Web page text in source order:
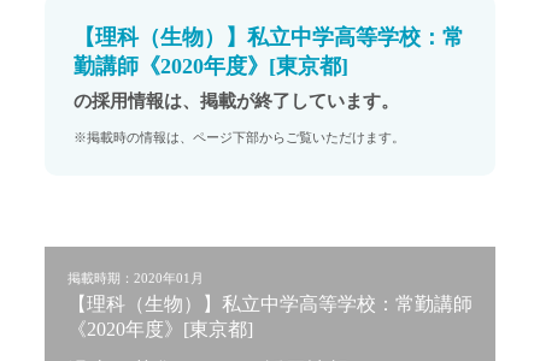
【理科（生物）】私立中学高等学校：常
勤講師《2020年度》[東京都]
の採用情報は、掲載が終了しています。
※掲載時の情報は、ページ下部からご覧いただけます。
掲載時期：2020年01月
【理科（生物）】私立中学高等学校：常勤講師
《2020年度》[東京都]